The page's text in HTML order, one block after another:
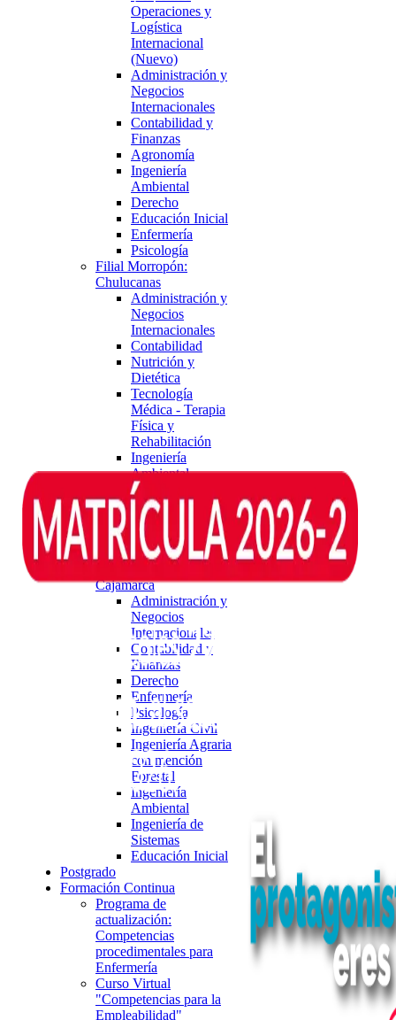
Operaciones y
Logística
Internacional
(Nuevo)
Administración y
Negocios
Internacionales
Contabilidad y
Finanzas
Agronomía
Ingeniería
Ambiental
Derecho
Educación Inicial
Enfermería
Psicología
Filial Morropón:
Chulucanas
Administración y
Negocios
Internacionales
Contabilidad
Nutrición y
Dietética
Tecnología
Médica - Terapia
Física y
Rehabilitación
Ingeniería
Ambiental
Ingeniería
Agroindustrial y
de Biocomercio
Agronomía
Ingeniería Civil
Cajamarca
Administración y
Negocios
Internacionales
Contabilidad y
Finanzas
Derecho
Enfermería
Psicología
Ingeniería Civil
Ingeniería Agraria
con mención
Forestal
Ingeniería
Ambiental
Ingeniería de
Sistemas
Educación Inicial
Postgrado
Formación Continua
Programa de
actualización:
Competencias
procedimentales para
Enfermería
Curso Virtual
"Competencias para la
Empleabilidad"